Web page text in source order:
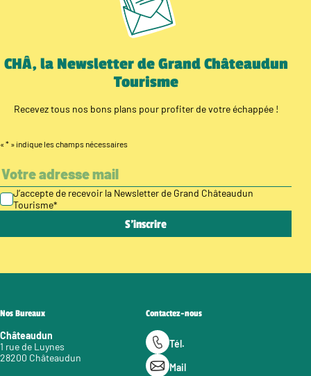
CHÂ, la Newsletter de Grand Châteaudun
Tourisme
Recevez tous nos bons plans pour profiter de votre échappée !
« * » indique les champs nécessaires
J’accepte de recevoir la Newsletter de Grand Châteaudun
Tourisme*
Nos Bureaux
Châteaudun
1 rue de Luynes
28200 Châteaudun
Contactez-nous
Tél.
Mail